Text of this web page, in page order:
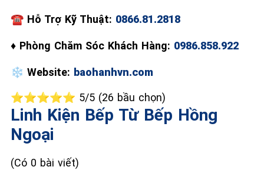
☎ Hỗ Trợ Kỹ Thuật: 0866.81.2818
♦ Phòng Chăm Sóc Khách Hàng: 0986.858.922
❄️ Website: baohanhvn.com
⭐⭐⭐⭐⭐ 5/5 (26 bầu chọn)
Linh Kiện Bếp Từ Bếp Hồng
Ngoại
(Có 0 bài viết)